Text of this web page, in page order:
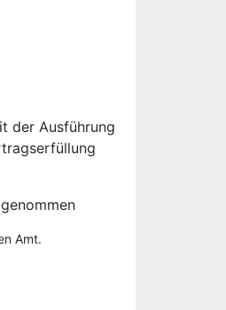
der Ausführung
Amt.